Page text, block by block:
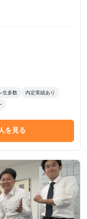
生多数 内定実績あり
を見る